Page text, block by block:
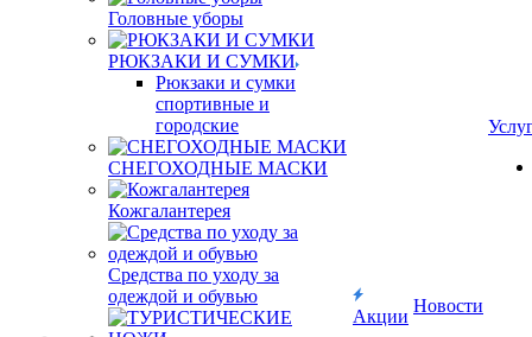
Головные уборы
РЮКЗАКИ И СУМКИ
Рюкзаки и сумки
спортивные и
городские
СНЕГОХОДНЫЕ МАСКИ
Кожгалантерея
Средства по уходу за
одеждой и обувью
Акции
Новости